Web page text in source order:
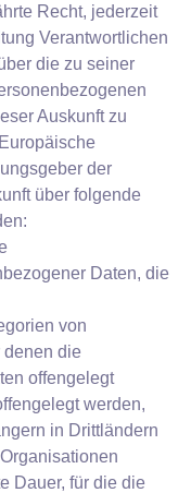
Recht, jederzeit
Verantwortlichen
die zu seiner
Auskunft zu
der
über folgende
Daten, die
von
denen die
offengelegt
werden,
in Drittländern
Dauer, für die die